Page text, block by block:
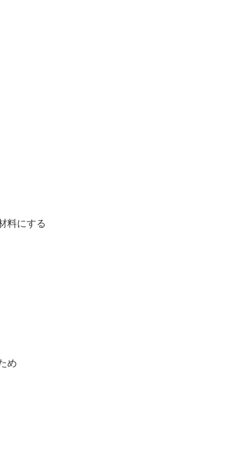
料にする
め